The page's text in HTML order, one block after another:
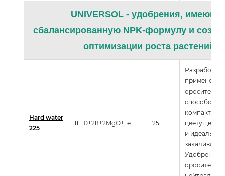
UNIVERSOL - удобрения,
сбалансированную NPK-формулу и
оптимизации роста растений
Hard water
225
11+10+28+2MgO+Te 25
Разработан
применения
цветущей
и идеально
Удобрение